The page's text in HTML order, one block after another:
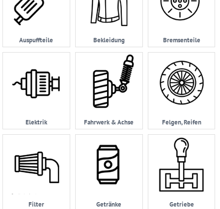
Universelles
Zubehör
&
Kontaktformular
Garage
Carport
AGB
Zahlungsmöglichkeiten
Widerrufsbelehrung
Datenschutzerklärung
Auspuffteile Bekleidung Bremsenteile
Elektrik Fahrwerk & Achse Felgen, Reifen
Filter Getränke Getriebe